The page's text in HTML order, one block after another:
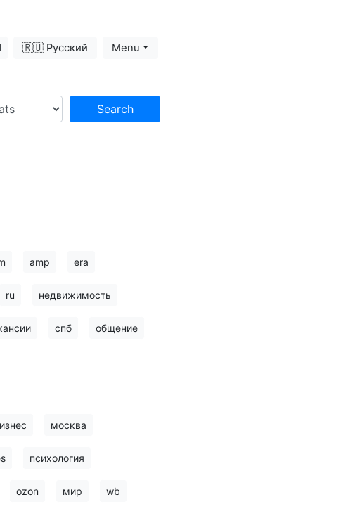
🇷🇺 Русский Menu
Search
amp era
ru недвижимость
спб общение
москва
психология
ozon мир wb